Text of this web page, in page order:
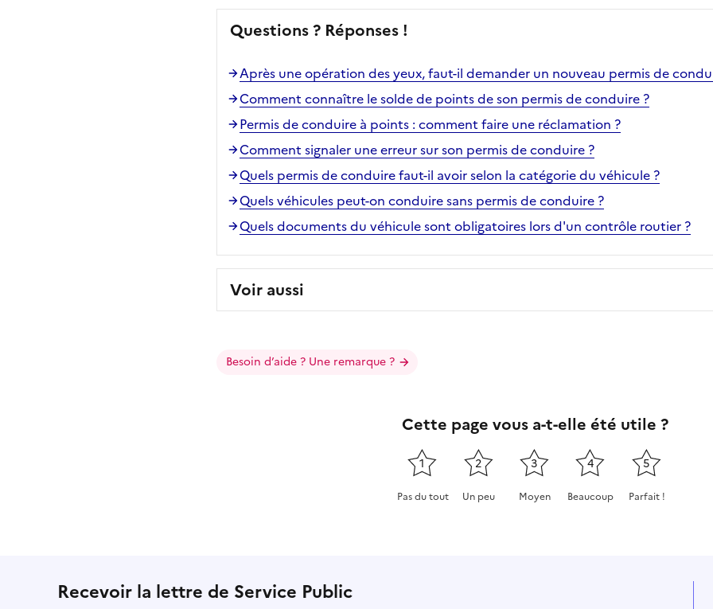
Questions ? Réponses !
Après une opération des yeux, faut-il demander un nouveau permis de
Comment connaître le solde de points de son permis de conduire ?
Permis de conduire à points : comment faire une réclamation ?
Comment signaler une erreur sur son permis de conduire ?
Quels permis de conduire faut-il avoir selon la catégorie du véhicule ?
Quels véhicules peut-on conduire sans permis de conduire ?
Quels documents du véhicule sont obligatoires lors d'un contrôle routier ?
Voir aussi
Besoin d’aide ? Une remarque ?
Cette page vous a-t-elle été utile ?
1
Pas du tout
2
Un peu
3
Moyen
4
Beaucoup
5
Parfait !
Recevoir la lettre de Service Public